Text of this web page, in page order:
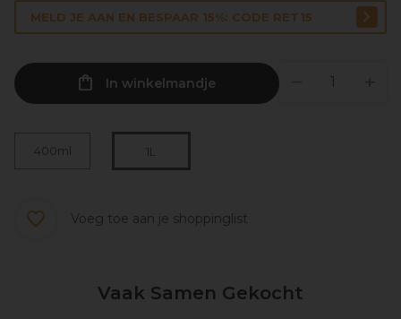
MELD JE AAN EN BESPAAR 15%: CODE RET15
In winkelmandje
400ml 1L
Voeg toe aan je shoppinglist
Vaak Samen Gekocht